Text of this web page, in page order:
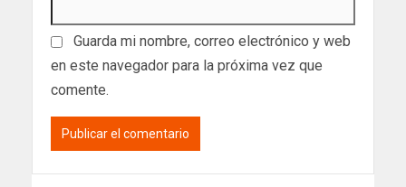
Guarda mi nombre, correo electrónico y web
en este navegador para la próxima vez que
comente.